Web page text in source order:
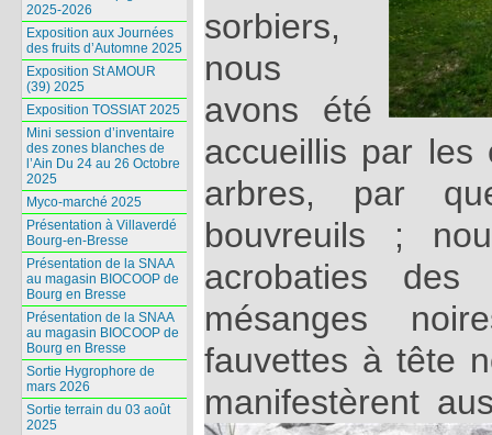
sorbiers,
nous
avons été
accueillis par les
arbres, par
bouvreuils ;
acrobaties des
mésanges
fauvettes à tête
manifestèrent
2025-2026
Exposition aux Journées
des fruits d’Automne 2025
Exposition St AMOUR
(39) 2025
Exposition TOSSIAT 2025
Mini session d’inventaire
des zones blanches de
l’Ain Du 24 au 26 Octobre
2025
Myco-marché 2025
Présentation à Villaverdé
Bourg-en-Bresse
Présentation de la SNAA
au magasin BIOCOOP de
Bourg en Bresse
Présentation de la SNAA
au magasin BIOCOOP de
Bourg en Bresse
Sortie Hygrophore de
mars 2026
Sortie terrain du 03 août
2025